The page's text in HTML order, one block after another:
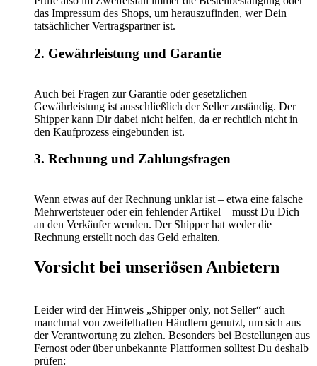
das Impressum des Shops, um herauszufinden, wer Dein
tatsächlicher Vertragspartner ist.
2. Gewährleistung und Garantie
Auch bei Fragen zur Garantie oder gesetzlichen
Gewährleistung ist ausschließlich der Seller zuständig. Der
Shipper kann Dir dabei nicht helfen, da er rechtlich nicht in
den Kaufprozess eingebunden ist.
3. Rechnung und Zahlungsfragen
Wenn etwas auf der Rechnung unklar ist – etwa eine falsche
Mehrwertsteuer oder ein fehlender Artikel – musst Du Dich
an den Verkäufer wenden. Der Shipper hat weder die
Rechnung erstellt noch das Geld erhalten.
Vorsicht bei unseriösen Anbietern
Leider wird der Hinweis „Shipper only, not Seller“ auch
manchmal von zweifelhaften Händlern genutzt, um sich aus
der Verantwortung zu ziehen. Besonders bei Bestellungen aus
Fernost oder über unbekannte Plattformen solltest Du deshalb
prüfen: